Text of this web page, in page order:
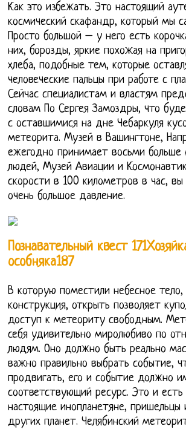
Как это избежать. Это настоящий
космический скафандр, который мы
Просто большой – у него есть
них, борозды, яркие похожая на
хлеба, подобные тем, которые
человеческие пальцы при работе с
Сейчас специалистам и властям
словам По Сергея Замоздры, что
с оставшимися на дне Чебаркуля
метеорита. Музей в Вашингтоне,
ежегодно принимает восьми больше
людей, Музей Авиации и
скорости в 100 километров в час,
очень большое давление.
Познавательный квест
особняка187
В которую поместили небесное тело,
конструкция, открыть позволяет
доступ к метеориту свободным.
себя удивительно миролюбиво по
людям. Оно должно быть реально
важно правильно выбрать событие,
продвигать, его и событие должно
соответствующий ресурс. Это и
настоящие инопланетяне, пришельцы
других планет. Челябинский